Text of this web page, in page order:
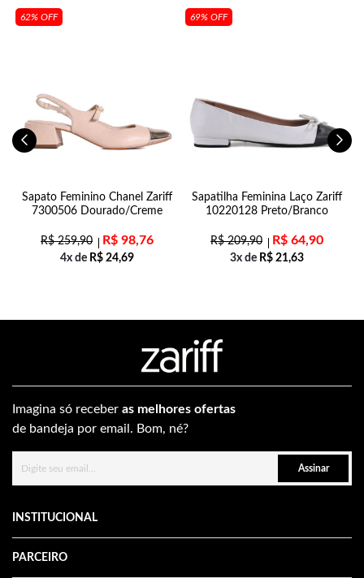
62% OFF
Sapato Feminino Chanel Zariff
7300506 Dourado/Creme
R$259,90 R$ 98,76
4x de R$ 24,69
69% OFF
Sapatilha Feminina Laço Zariff
10220128 Preto/Branco
R$209,90 R$ 64,90
3x de R$ 21,63
Imagina só receber as melhores ofertas
de bandeja por email. Bom, né?
Assinar
INSTITUCIONAL
PARCEIRO